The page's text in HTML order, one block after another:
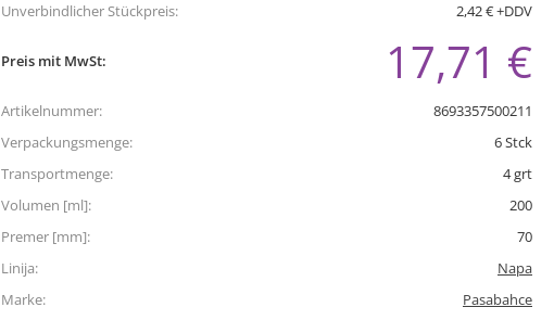
Unverbindlicher Stückpreis:
2,42 € +DDV
Preis mit MwSt: 17,71 €
Artikelnummer:
8693357500211
Verpackungsmenge:
6Stck
Transportmenge:
4grt
Volumen [ml]:
200
Premer [mm]:
70
Linija:
Napa
Marke:
Pasabahce